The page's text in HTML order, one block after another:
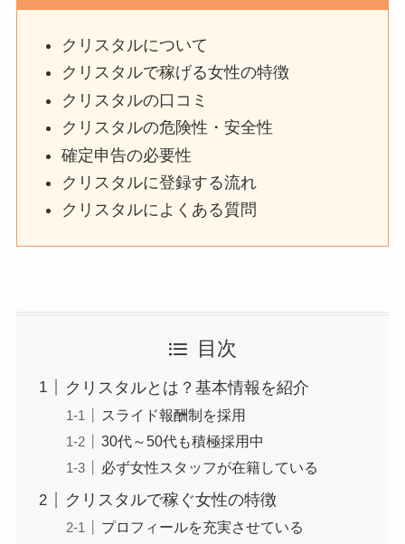
クリスタルについて
クリスタルで稼げる女性の特徴
クリスタルの口コミ
クリスタルの危険性・安全性
確定申告の必要性
クリスタルに登録する流れ
クリスタルによくある質問
目次
クリスタルとは？基本情報を紹介
スライド報酬制を採用
30代～50代も積極採用中
必ず女性スタッフが在籍している
クリスタルで稼ぐ女性の特徴
プロフィールを充実させている